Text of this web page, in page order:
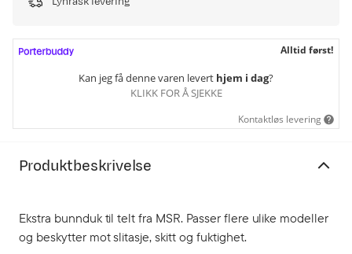
Alltid først!
Kan jeg få denne varen levert hjem i dag?
KLIKK FOR Å SJEKKE
Kontaktløs levering
Produktbeskrivelse
Ekstra bunnduk til telt fra MSR. Passer flere ulike modeller
og beskytter mot slitasje, skitt og fuktighet.